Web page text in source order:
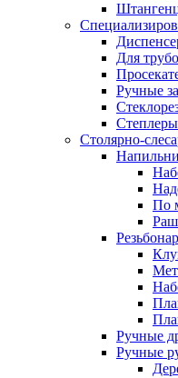
Для
Ручные
Столярно-
По
Ручные
Ручные